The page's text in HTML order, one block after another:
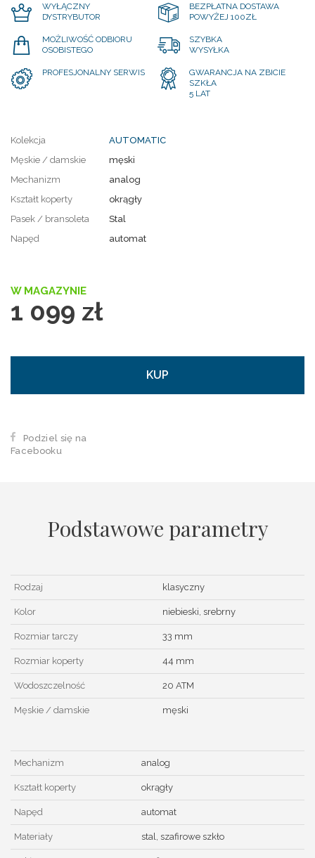
WYŁĄCZNY
DYSTRYBUTOR
BEZPŁATNA DOSTAWA
POWYŻEJ 100ZŁ
MOŻLIWOŚĆ ODBIORU
OSOBISTEGO
SZYBKA
WYSYŁKA
PROFESJONALNY SERWIS
GWARANCJA NA ZBICIE
SZKŁA
5 LAT
Kolekcja
AUTOMATIC
Męskie / damskie
męski
Mechanizm
analog
Kształt koperty
okrągły
Pasek / bransoleta
Stal
Napęd
automat
W MAGAZYNIE
1 099 zł
KUP
Podziel się na
Facebooku
Podstawowe parametry
Rodzaj klasyczny
Kolor niebieski, srebrny
Rozmiar tarczy 33 mm
Rozmiar koperty 44 mm
Wodoszczelność 20 ATM
Męskie / damskie męski
Mechanizm analog
Kształt koperty okrągły
Napęd automat
Materiały stal, szafirowe szkło